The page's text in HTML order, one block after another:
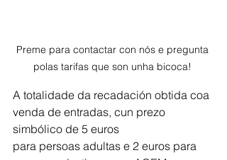
Preme para contactar con nós e pregunta
polas tarifas que son unha bicoca!
A totalidade da recadación obtida coa
venda de entradas, cun prezo
simbólico de 5 euros
para persoas adultas e 2 euros para